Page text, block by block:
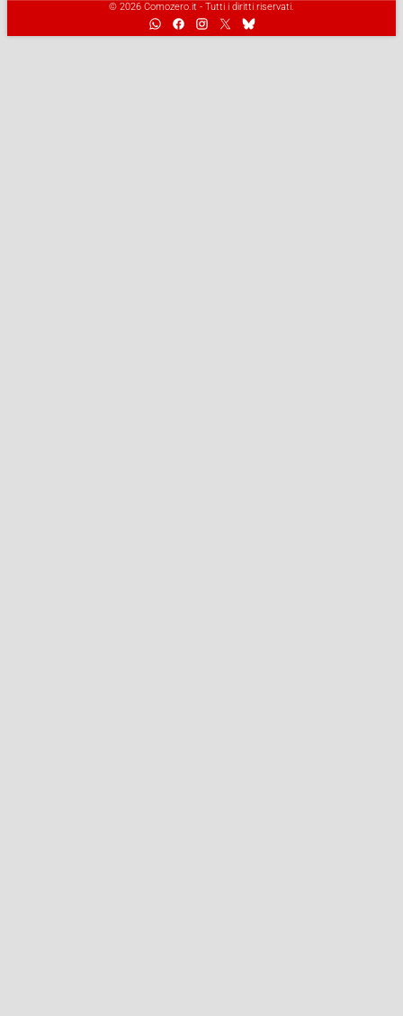
© 2026 Comozero.it - Tutti i diritti riservati.